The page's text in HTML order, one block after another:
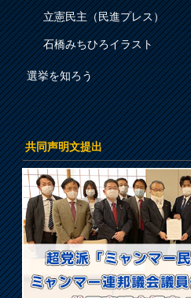
立憲民主（民進プレス）
石橋みちひろイラスト
選挙を知ろう
共同声明文提出